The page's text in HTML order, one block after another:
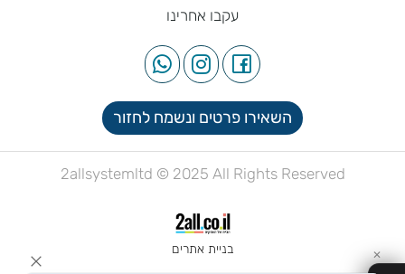
עקבו אחרינו
השאירו פרטים ונשמח לחזור
2allsystemltd © 2025 All Rights Reserved
בניית אתרים ✕